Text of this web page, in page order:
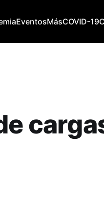
EventosMásCOVID-19